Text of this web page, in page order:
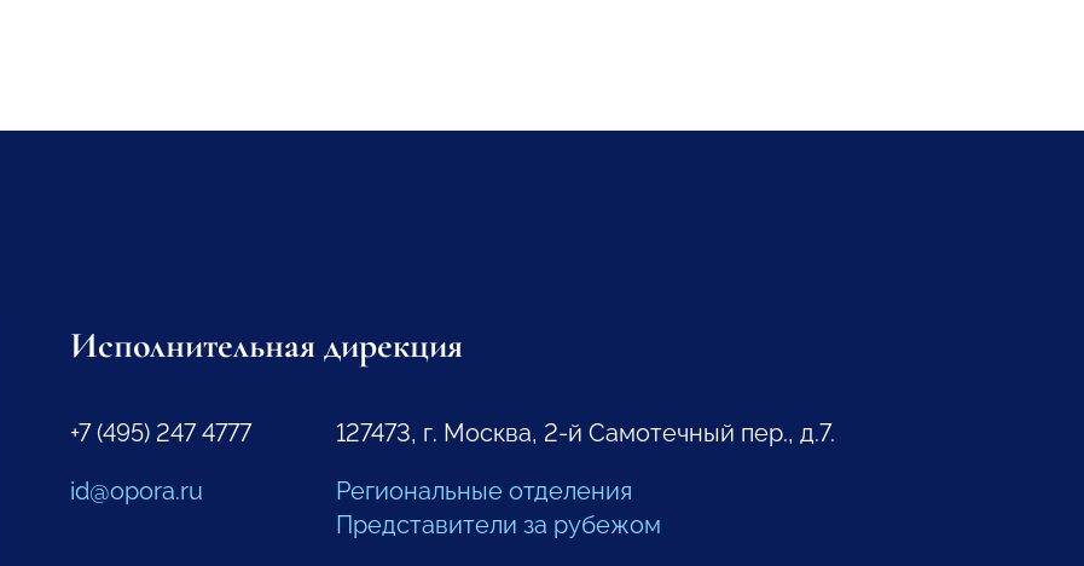
Исполнительная дирекция
+7 (495) 247 4777
id@opora.ru
127473, г. Москва, 2-й Самотечный пер., д.7.
Региональные отделения
Представители за рубежом